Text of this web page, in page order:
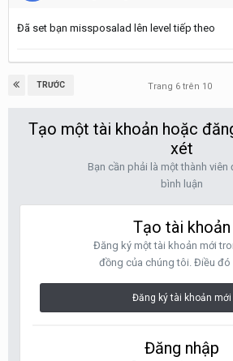
Đã set bạn missposalad lên level tiếp theo
TRƯỚC Trang 6 trên 10
Tạo một tài khoản hoặc
xét
Bạn cần phải là một thành viên
bình luận
Tạo tài khoản
Đăng ký một tài khoản mới
đồng của chúng tôi. Điều đó
Đăng ký tài khoản mới
Đăng nhập